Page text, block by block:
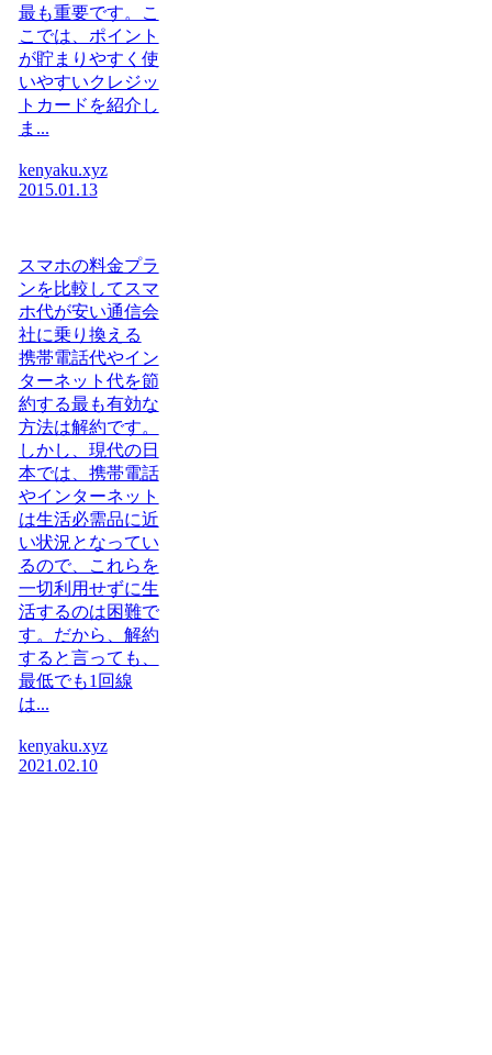
最も重要です。こ
こでは、ポイント
が貯まりやすく使
いやすいクレジッ
トカードを紹介し
ま...
kenyaku.xyz
2015.01.13
スマホの料金プラ
ンを比較してスマ
ホ代が安い通信会
社に乗り換える
携帯電話代やイン
ターネット代を節
約する最も有効な
方法は解約です。
しかし、現代の日
本では、携帯電話
やインターネット
は生活必需品に近
い状況となってい
るので、これらを
一切利用せずに生
活するのは困難で
す。だから、解約
すると言っても、
最低でも1回線
は...
kenyaku.xyz
2021.02.10